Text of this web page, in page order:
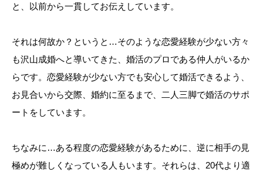
と、以前から一貫してお伝えしています。
それは何故か？というと…そのような恋愛経験が少ない方々
も沢山成婚へと導いてきた、婚活のプロである仲人がいるか
らです。恋愛経験が少ない方でも安心して婚活できるよう、
お見合いから交際、婚約に至るまで、二人三脚で婚活のサポ
ートをしています。
ちなみに…ある程度の恋愛経験があるために、逆に相手の見
極めが難しくなっている人もいます。それらは、20代より適